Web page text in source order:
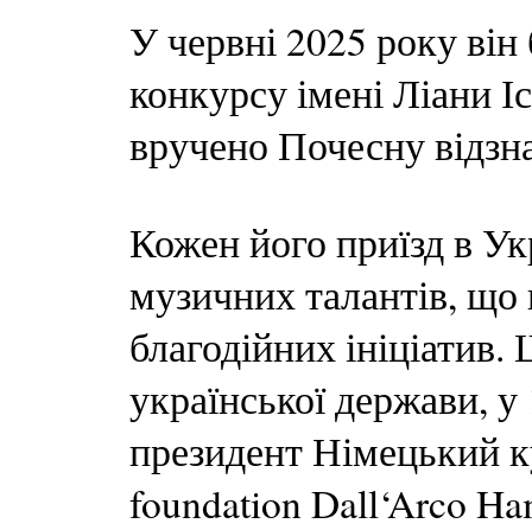
У червні 2025 року
конкурсу імені Ліани
вручено Почесну
Кожен його приїзд в
музичних талантів,
благодійних
української держави,
президент Німецький
foundation Dall‘Arco